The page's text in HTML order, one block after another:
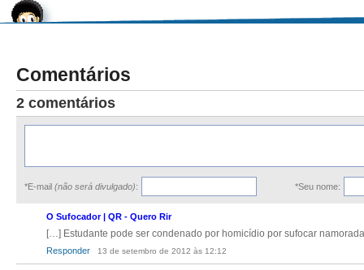
Comentários
2 comentários
*E-mail (não será divulgado): *Seu nome:
O Sufocador | QR - Quero Rir
13 de setembro de 2012 às 12:12
[…] Estudante pode ser condenado por homicídio por sufocar
Responder